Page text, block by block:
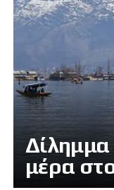
Δίλημμα
μέρα